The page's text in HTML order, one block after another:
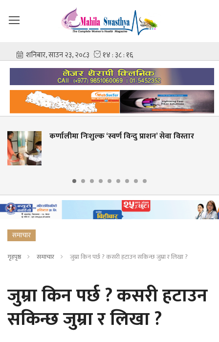
विन्दु प्राशन’ सेवा विस्तार
शहीद गंगालाल
समाचार
गृहपृष्ठ समाचार जुम्रा किन पर्छ ? कसरी हटाउन सकिन्छ जुम्रा र लिखा ?
जुम्रा किन पर्छ ? कसरी हटाउन
सकिन्छ जुम्रा र लिखा ?